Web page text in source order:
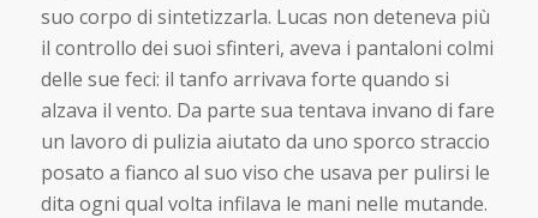
suo corpo di sintetizzarla. Lucas non deteneva più
il controllo dei suoi sfinteri, aveva i pantaloni colmi
delle sue feci: il tanfo arrivava forte quando si
alzava il vento. Da parte sua tentava invano di fare
un lavoro di pulizia aiutato da uno sporco straccio
posato a fianco al suo viso che usava per pulirsi le
dita ogni qual volta infilava le mani nelle mutande.